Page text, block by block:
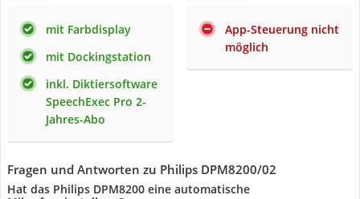
mit Farbdisplay
mit Dockingstation
inkl. Diktiersoftware
SpeechExec Pro 2-
Jahres-Abo
App-Steuerung nicht
möglich
Fragen und Antworten zu Philips ‎DPM8200/02
Hat das Philips DPM8200 eine automatische